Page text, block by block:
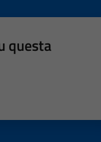
questa